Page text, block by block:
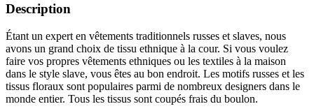
Description
Étant un expert en vêtements traditionnels russes et slaves, nous
avons un grand choix de tissu ethnique à la cour. Si vous voulez
faire vos propres vêtements ethniques ou les textiles à la maison
dans le style slave, vous êtes au bon endroit. Les motifs russes et les
tissus floraux sont populaires parmi de nombreux designers dans le
monde entier. Tous les tissus sont coupés frais du boulon.